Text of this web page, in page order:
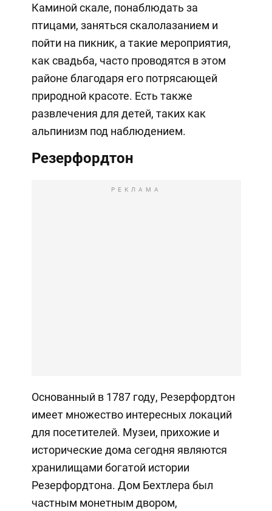
Каминой скале, понаблюдать за
птицами, заняться скалолазанием и
пойти на пикник, а такие мероприятия,
как свадьба, часто проводятся в этом
районе благодаря его потрясающей
природной красоте. Есть также
развлечения для детей, таких как
альпинизм под наблюдением.
Резерфордтон
РЕКЛАМА
Основанный в 1787 году, Резерфордтон
имеет множество интересных локаций
для посетителей. Музеи, прихожие и
исторические дома сегодня являются
хранилищами богатой истории
Резерфордтона. Дом Бехтлера был
частным монетным двором,